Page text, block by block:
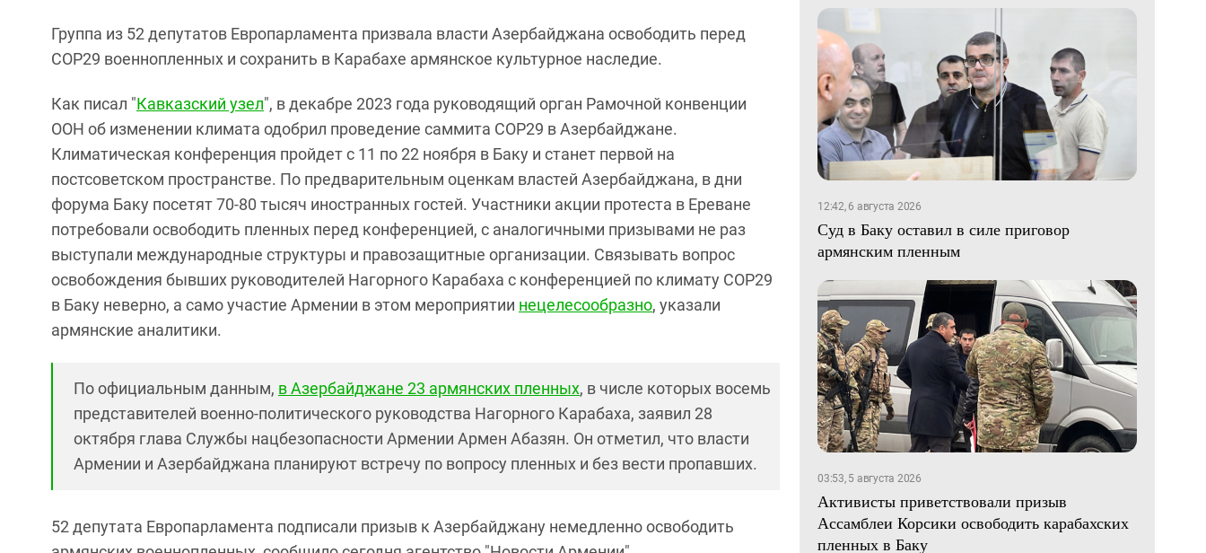
Группа из 52 депутатов Европарламента призвала власти Азербайджана освободить перед
COP29 военнопленных и сохранить в Карабахе армянское культурное наследие.
Как писал "Кавказский узел", в декабре 2023 года руководящий орган Рамочной конвенции
ООН об изменении климата одобрил проведение саммита COP29 в Азербайджане.
Климатическая конференция пройдет с 11 по 22 ноября в Баку и станет первой на
постсоветском пространстве. По предварительным оценкам властей Азербайджана, в дни
форума Баку посетят 70-80 тысяч иностранных гостей. Участники акции протеста в Ереване
потребовали освободить пленных перед конференцией, с аналогичными призывами не раз
выступали международные структуры и правозащитные организации. Связывать вопрос
освобождения бывших руководителей Нагорного Карабаха с конференцией по климату COP29
в Баку неверно, а само участие Армении в этом мероприятии нецелесообразно, указали
армянские аналитики.
По официальным данным, в Азербайджане 23 армянских пленных, в числе которых восемь
представителей военно-политического руководства Нагорного Карабаха, заявил 28
октября глава Службы нацбезопасности Армении Армен Абазян. Он отметил, что власти
Армении и Азербайджана планируют встречу по вопросу пленных и без вести пропавших.
52 депутата Европарламента подписали призыв к Азербайджану немедленно освободить
12:42, 6 августа 2026
Суд в Баку оставил в силе приговор
армянским пленным
03:53, 5 августа 2026
Активисты приветствовали призыв
Ассамблеи Корсики освободить карабахских
пленных в Баку